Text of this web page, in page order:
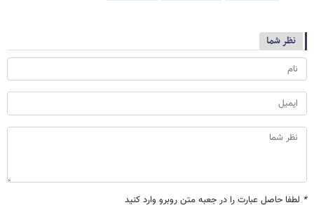
نظر شما
* لطفا حاصل عبارت را در جعبه متن روبرو وارد کنید